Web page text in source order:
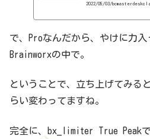
2022/05/03/
ードはこちら。https://
_masterdesk.htmlインス
で、Proなんだから、やけに力入
Brainworxの中で。
ということで、立ち上げてみる
らい変わってますね。
完全に、bx_limiter True Peakで